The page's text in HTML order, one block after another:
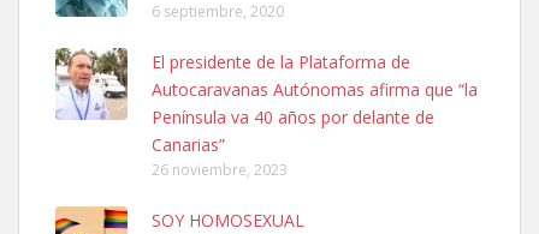
SHIBA PERDIDO AVDA JOSE MESA Y LOPEZ
PERRO MACHO RAZA SHIBA CON MICROCHIP PERDIDO HOY
06/07/2025 ZONA MESA Y LOPEZ. ES MUY ASUSTADIZO
Leales.org » Gran Canaria
6.7.2025
6 septiembre, 2020
El presidente de la Plataforma de
Autocaravanas Autónomas afirma que “la
Península va 40 años por delante de
Canarias”
26 noviembre, 2023
SOY HOMOSEXUAL